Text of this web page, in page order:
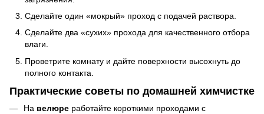
Сделайте один «мокрый» проход с подачей раствора.
Сделайте два «сухих» прохода для качественного отбора
влаги.
Проветрите комнату и дайте поверхности высохнуть до
полного контакта.
Практические советы по домашней химчистке
На велюре работайте короткими проходами с